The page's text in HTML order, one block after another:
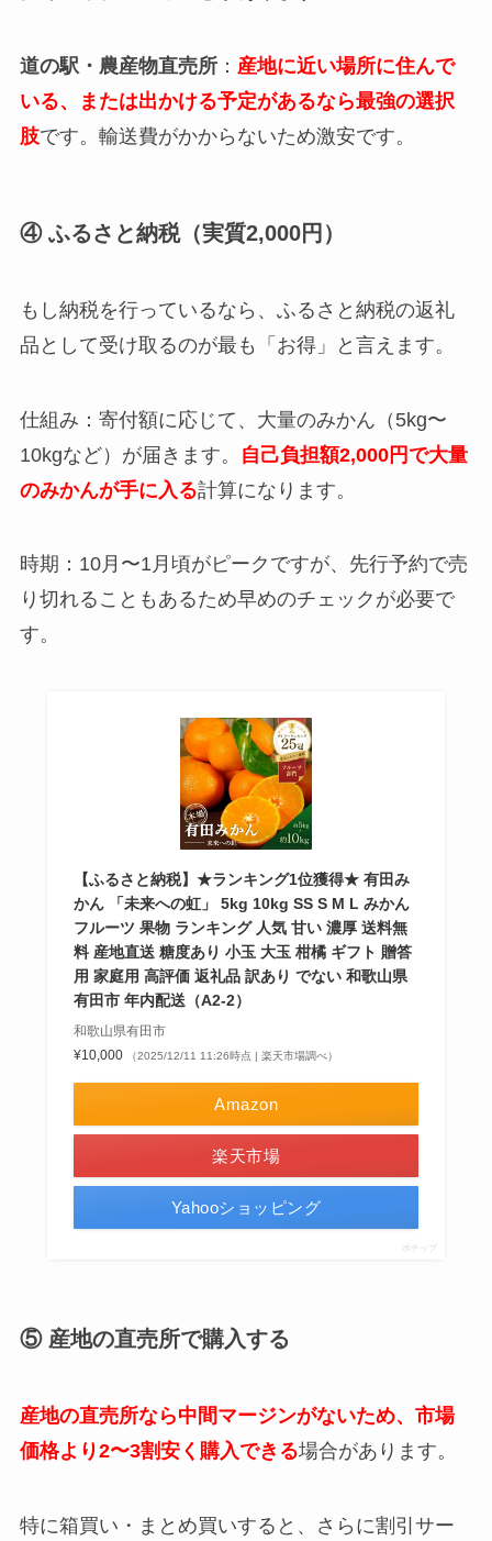
道の駅・農産物直売所： 産地に近い場所に住んで
いる、または出かける予定があるなら最強の選択
肢です。輸送費がかからないため激安です。
④ ふるさと納税（実質2,000円）
もし納税を行っているなら、ふるさと納税の返礼
品として受け取るのが最も「お得」と言えます。
仕組み：寄付額に応じて、大量のみかん（5kg〜
10kgなど）が届きます。
自己負担額2,000円で大量
のみかんが手に入る計算になります。
時期：10月〜1月頃がピークですが、先行予約で売
り切れることもあるため早めのチェックが必要で
す。
【ふるさと納税】★ランキング1位獲得★ 有田み
かん 「未来への虹」 5kg 10kg SS S M L みかん
フルーツ 果物 ランキング 人気 甘い 濃厚 送料無
料 産地直送 糖度あり 小玉 大玉 柑橘 ギフト 贈答
用 家庭用 高評価 返礼品 訳あり でない 和歌山県
有田市 年内配送（A2-2）
和歌山県有田市
¥10,000
（2025/12/11 11:26時点 | 楽天市場調べ）
Amazon
楽天市場
Yahooショッピング
ポチップ
⑤ 産地の直売所で購入する
産地の直売所なら中間マージンがないため、市場
価格より2〜3割安く購入できる場合があります。
特に箱買い・まとめ買いすると、さらに割引サー